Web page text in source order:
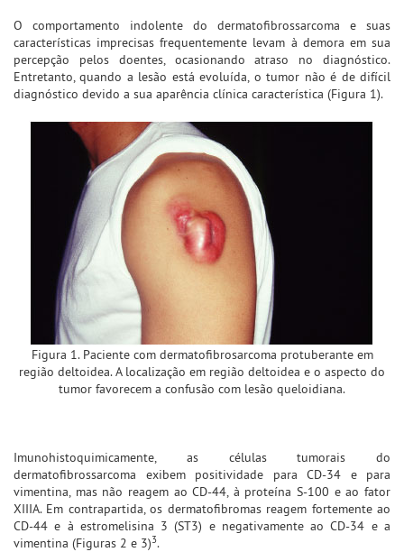
O comportamento indolente do dermatofibrossarcoma e suas
características imprecisas frequentemente levam à demora em sua
percepção pelos doentes, ocasionando atraso no diagnóstico.
Entretanto, quando a lesão está evoluída, o tumor não é de difícil
diagnóstico devido a sua aparência clínica característica (Figura 1).
Figura 1. Paciente com dermatofibrosarcoma protuberante em
região deltoidea. A localização em região deltoidea e o aspecto do
tumor favorecem a confusão com lesão queloidiana.
Imunohistoquimicamente, as células tumorais do
dermatofibrossarcoma exibem positividade para CD-34 e para
vimentina, mas não reagem ao CD-44, à proteína S-100 e ao fator
XIIIA. Em contrapartida, os dermatofibromas reagem fortemente ao
CD-44 e à estromelisina 3 (ST3) e negativamente ao CD-34 e a
vimentina (Figuras 2 e 3)3.